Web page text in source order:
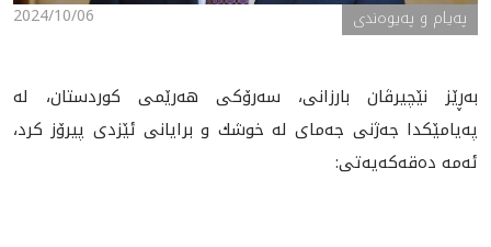
2024/10/06 پەیام و پەیوەندی
به‌ڕێز نێچيرڤان بارزانى، سه‌رۆكى هه‌رێمى كوردستان، له‌
په‌يامێكدا جه‌ژنى جه‌ماى له‌ خوشك و برايانى ئێزدى پيرۆز كرد،
ئه‌مه‌ ده‌قه‌كه‌يه‌تى: